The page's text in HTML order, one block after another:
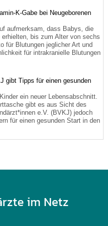
K-Gabe bei Neugeborenen
aufmerksam, dass Babys, die
bis zum Alter von sechs
für Blutungen jeglicher Art und
für intrakranielle Blutungen
gibt Tipps für einen gesunden
ein neuer Lebensabschnitt.
gibt es aus Sicht des
e.V. (BVKJ) jedoch
für einen gesunden Start in den
im Netz